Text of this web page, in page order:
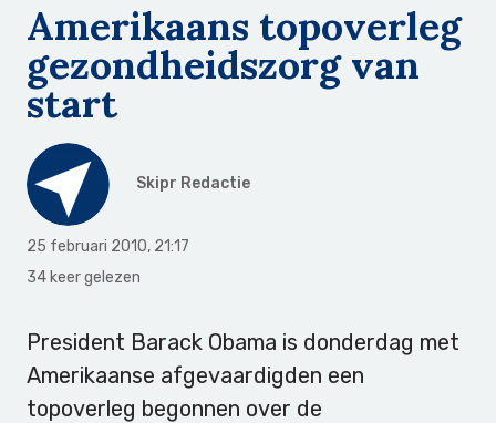
Amerikaans topoverleg
gezondheidszorg van
start
Skipr Redactie
25 februari 2010, 21:17
34 keer gelezen
President Barack Obama is donderdag met
Amerikaanse afgevaardigden een
topoverleg begonnen over de